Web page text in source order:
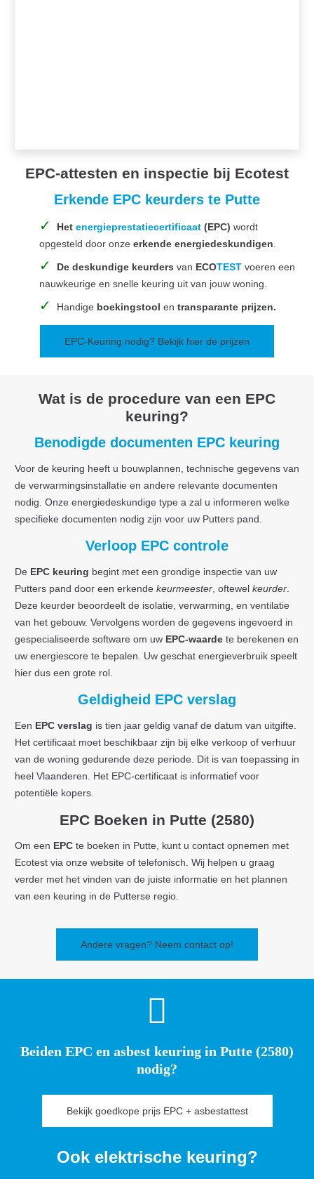
EPC-attesten en inspectie bij Ecotest
Erkende EPC keurders te Putte
Het energieprestatiecertificaat (EPC) wordt
opgesteld door onze erkende energiedeskundigen
De deskundige keurders van ECOTEST voeren een
nauwkeurige en snelle keuring uit van jouw woning.
Handige boekingstool en transparante prijzen.
EPC-Keuring nodig? Bekijk hier de prijzen
Wat is de procedure van een EPC
keuring?
Benodigde documenten EPC keuring
Voor de keuring heeft u bouwplannen, technische gegevens van
de verwarmingsinstallatie en andere relevante documenten
nodig. Onze energiedeskundige type a zal u informeren welke
specifieke documenten nodig zijn voor uw Putters pand.
Verloop EPC controle
De EPC keuring begint met een grondige inspectie van uw
Putters pand door een erkende keurmeester , oftewel keurder
Deze keurder beoordeelt de isolatie, verwarming, en ventilatie
van het gebouw. Vervolgens worden de gegevens ingevoerd in
gespecialiseerde software om uw EPC-waarde te berekenen en
uw energiescore te bepalen. Uw geschat energieverbruik speelt
hier dus een grote rol.
Geldigheid EPC verslag
Een EPC verslag is tien jaar geldig vanaf de datum van uitgifte.
Het certificaat moet beschikbaar zijn bij elke verkoop of verhuur
van de woning gedurende deze periode. Dit is van toepassing in
heel Vlaanderen. Het EPC-certificaat is informatief voor
potentiële kopers.
EPC Boeken in Putte (2580)
Om een EPC te boeken in Putte, kunt u contact opnemen met
Ecotest via onze website of telefonisch. Wij helpen u graag
verder met het vinden van de juiste informatie en het plannen
van een keuring in de Putterse regio.
Andere vragen? Neem contact op!
Beiden EPC en asbest keuring in Putte (2580)
nodig?
Bekijk goedkope prijs EPC + asbestattest
Ook elektrische keuring?